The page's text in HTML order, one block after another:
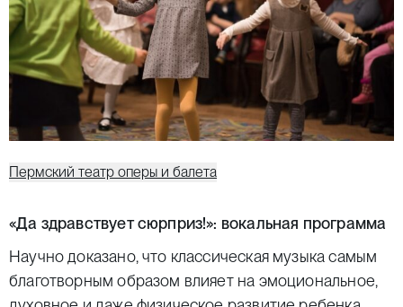
Пермский театр оперы и балета
«Да здравствует сюрприз!»: вокальная программа
Научно доказано, что классическая музыка самым
благотворным образом влияет на эмоциональное,